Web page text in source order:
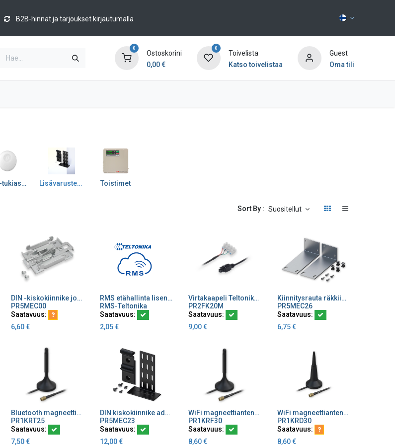
B2B-hinnat ja tarjoukset kirjautumalla
0
Ostoskorini
0,00€
0
Toivelista
Katso toivelistaa
Guest
Oma tili
WiFi-tukiasemat Lisävarusteet RMS ym. Toistimet
Sort By : Suositellut
Lisää ostoskoriinDIN -kiskokiinnike jousella Teltonikan reitittimille
PR5MEC00
Saatavuus:
6,60€
Lisää ostoskoriinRMS etähallinta lisenssi
RMS-Teltonika
Saatavuus:
2,05€
Lisää ostoskoriinVirtakaapeli Teltonika riviliit virta, maa, IO in/out 2 m
PR2FK20M
Saatavuus:
9,00€
Lisää ostoskoriinKiinnitysrauta räkkiin Teltonikan reitittimille
PR5MEC26
Saatavuus:
6,75€
Lisää ostoskoriinBluetooth magneettiantenni Teltonika, 2400-2500 MHz, 3 dBi, kaapeli 1.5m RG174, RP SMA-uros liitin
PR1KRT25
Saatavuus:
7,50€
Lisää ostoskoriinDIN kiskokiinnike adapteri
PR5MEC23
Saatavuus:
12,00€
Lisää ostoskoriinWiFi magneettiantenni Teltonika, 2400-2500 MHz, 3 dBi, kaapeli 1.5m RG174, RP SMA-uros liitin
PR1KRF30
Saatavuus:
8,60€
Lisää ostoskoriinWiFi magneettiantenni Teltonikan reitittimeen vahvistus 3 dBi, RP SMA-uros liitin, 1.5m kaapeli
PR1KRD30
Saatavuus:
8,60€